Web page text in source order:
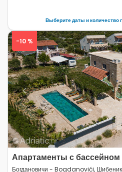
Выберите даты и количество
Previous
-10 %
Апартаменты с бассейном
Богдановичи - Bogdanovići,